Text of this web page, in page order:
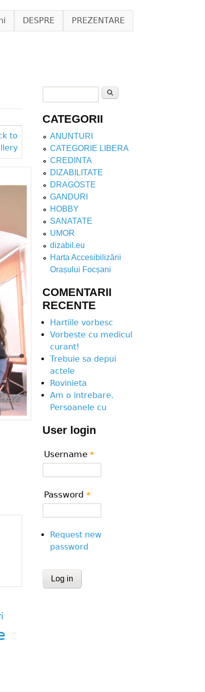
DESPRE PREZENTARE
to
Search form
CATEGORII
ANUNTURI
CATEGORIE LIBERA
CREDINTA
DIZABILITATE
DRAGOSTE
GANDURI
HOBBY
SANATATE
UMOR
dizabil.eu
Harta Accesibilizării
Orașului Focșani
COMENTARII
RECENTE
Hartiile vorbesc
Vorbeste cu medicul
curant!
Trebuie sa depui
actele
Rovinieta
Am o intrebare.
Persoanele cu
User login
Username *
Password *
Request new
password
CAPTCHA